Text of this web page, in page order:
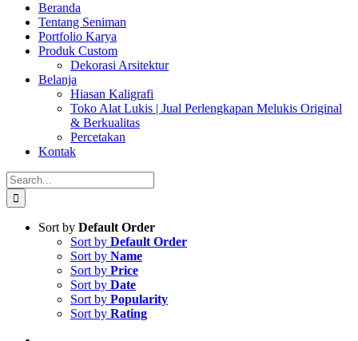
Beranda
Tentang Seniman
Portfolio Karya
Produk Custom
Dekorasi Arsitektur
Belanja
Hiasan Kaligrafi
Toko Alat Lukis | Jual Perlengkapan Melukis Original
& Berkualitas
Percetakan
Kontak
Search
for:
Sort by Default Order
Sort by Default Order
Sort by Name
Sort by Price
Sort by Date
Sort by Popularity
Sort by Rating